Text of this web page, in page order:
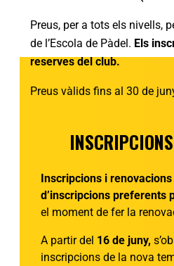
Preus, per a tots els nivells,
de l’Escola de Pàdel. Els
reserves del club.
Preus vàlids fins al 30 de
Inscripcions i
d’inscripcions preferents
el moment de fer la
A partir del 16 de juny,
inscripcions de la nova